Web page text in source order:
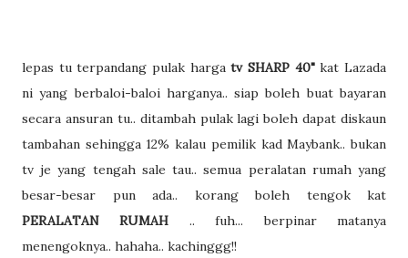
lepas tu terpandang pulak hargatv SHARP 40"kat Lazada
ni yang berbaloi-baloi harganya.. siap boleh buat bayaran
secara ansuran tu.. ditambah pulak lagi boleh dapat diskaun
tambahan sehingga 12% kalau pemilik kad Maybank.. bukan
tv je yang tengah sale tau.. semua peralatan rumah yang
besar-besar pun ada.. korang boleh tengok kat
PERALATAN RUMAH .. fuh... berpinar matanya
menengoknya.. hahaha.. kachinggg!!